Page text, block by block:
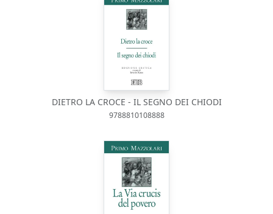
DIETRO LA CROCE - IL SEGNO DEI CHIODI
9788810108888